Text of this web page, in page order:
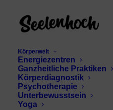
Körperwelt
Energiezentren
Ganzheitliche Praktiken
Körperdiagnostik
Psychotherapie
Unterbewusstsein
Yoga